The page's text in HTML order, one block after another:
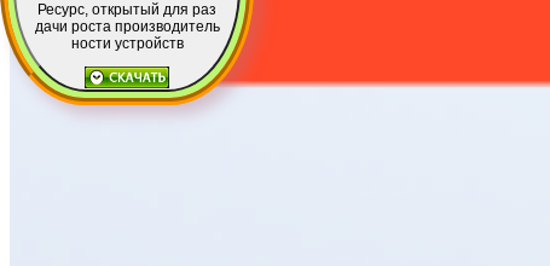
Ресурс, открытый для раз
дачи роста производитель
ности устройств